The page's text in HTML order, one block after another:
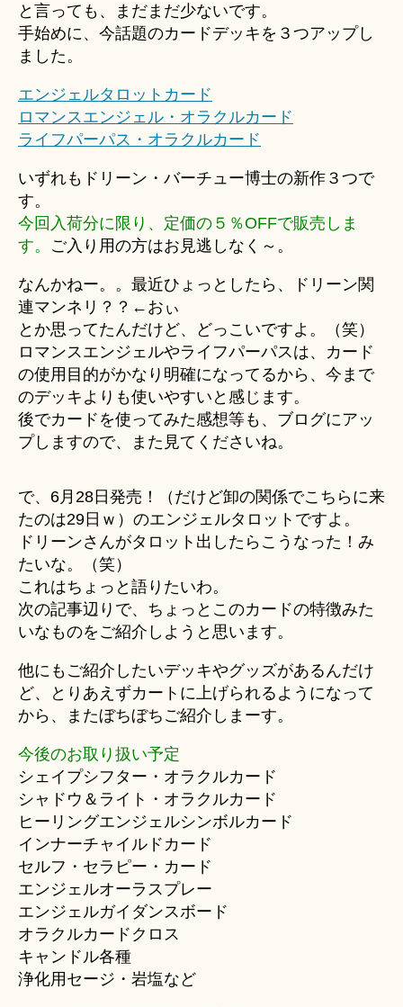
取
り
を
始
ま
す
＊
の
と言っても、まだまだ少ないです。
手始めに、今話題のカードデッキを３つアップし
ました。
エンジェルタロットカード
ロマンスエンジェル・オラクルカード
ライフパーパス・オラクルカード
いずれもドリーン・バーチュー博士の新作３つで
す。
今回入荷分に限り、定価の５％OFFで販売しま
す。 ご入り用の方はお見逃しなく～。
なんかねー。。最近ひょっとしたら、ドリーン関
連マンネリ？？←おぃ
とか思ってたんだけど、どっこいですよ。（笑）
ロマンスエンジェルやライフパーパスは、カード
の使用目的がかなり明確になってるから、今まで
のデッキよりも使いやすいと感じます。
後でカードを使ってみた感想等も、ブログにアッ
プしますので、また見てくださいね。
で、6月28日発売！（だけど卸の関係でこちらに来
たのは29日ｗ）のエンジェルタロットですよ。
ドリーンさんがタロット出したらこうなった！み
たいな。（笑）
これはちょっと語りたいわ。
次の記事辺りで、ちょっとこのカードの特徴みた
いなものをご紹介しようと思います。
他にもご紹介したいデッキやグッズがあるんだけ
ど、とりあえずカートに上げられるようになって
から、またぼちぼちご紹介しまーす。
今後のお取り扱い予定
シェイプシフター・オラクルカード
シャドウ＆ライト・オラクルカード
ヒーリングエンジェルシンボルカード
インナーチャイルドカード
セルフ・セラピー・カード
エンジェルオーラスプレー
エンジェルガイダンスボード
オラクルカードクロス
キャンドル各種
浄化用セージ・岩塩など